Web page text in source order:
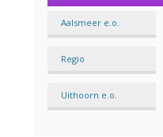
Aalsmeer e.o.
Regio
Uithoorn e.o.